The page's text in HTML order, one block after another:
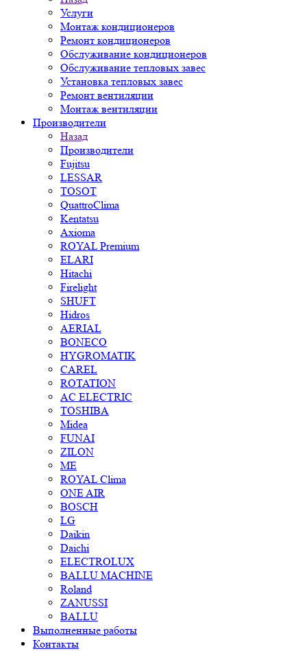
Услуги
Монтаж кондиционеров
Ремонт кондиционеров
Обслуживание кондиционеров
Обслуживание тепловых завес
Установка тепловых завес
Ремонт вентиляции
Монтаж вентиляции
Производители
Назад
Производители
Fujitsu
LESSAR
TOSOT
QuattroClima
Kentatsu
Axioma
ROYAL Premium
ELARI
Hitachi
Firelight
SHUFT
Hidros
AERIAL
BONECO
HYGROMATIK
CAREL
ROTATION
AC ELECTRIC
TOSHIBA
Midea
FUNAI
ZILON
ME
ROYAL Clima
ONE AIR
BOSCH
LG
Daikin
Daichi
ELECTROLUX
BALLU MACHINE
Roland
ZANUSSI
BALLU
Выполненные работы
Контакты